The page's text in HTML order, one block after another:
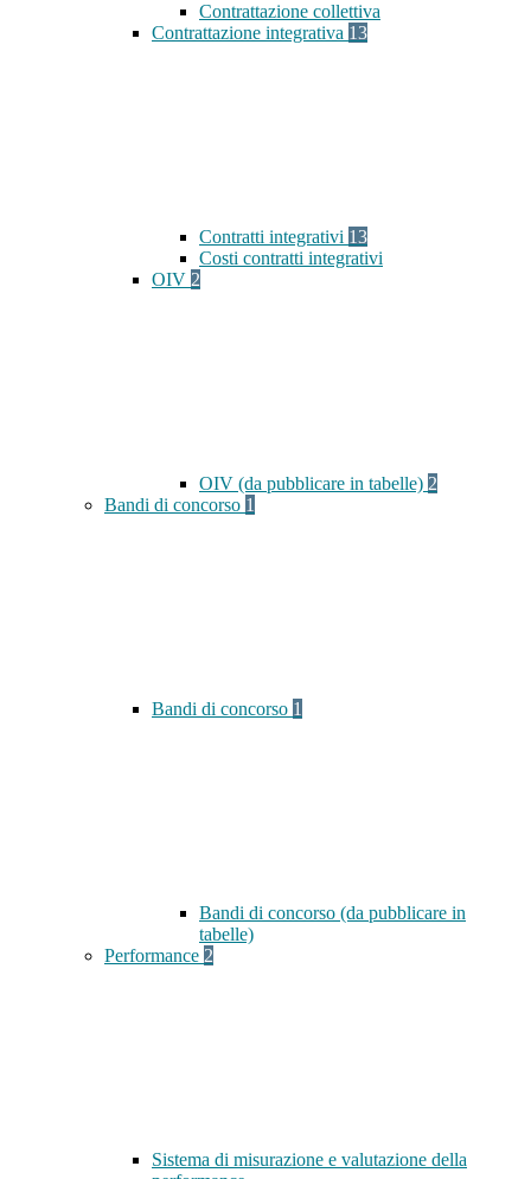
Contrattazione collettiva
Contrattazione integrativa 13
Contratti integrativi 13
Costi contratti integrativi
OIV 2
OIV (da pubblicare in tabelle) 2
Bandi di concorso 1
Bandi di concorso 1
Bandi di concorso (da pubblicare in
tabelle)
Performance 2
Sistema di misurazione e valutazione della